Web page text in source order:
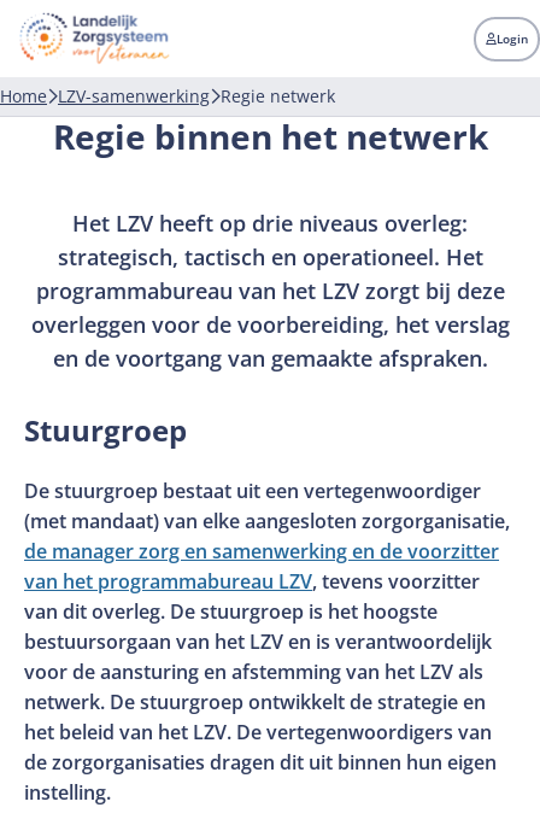
Landelijk
zorgsysteem
voor
veteranen
Login
Home LZV-samenwerking Regie netwerk
Regie binnen het netwerk
Het LZV heeft op drie niveaus overleg:
strategisch, tactisch en operationeel. Het
programmabureau van het LZV zorgt bij deze
overleggen voor de voorbereiding, het verslag
en de voortgang van gemaakte afspraken.
Stuurgroep
De stuurgroep bestaat uit een vertegenwoordiger
(met mandaat) van elke aangesloten zorgorganisatie,
de manager zorg en samenwerking en de voorzitter
van het programmabureau LZV, tevens voorzitter
van dit overleg. De stuurgroep is het hoogste
bestuursorgaan van het LZV en is verantwoordelijk
voor de aansturing en afstemming van het LZV als
netwerk. De stuurgroep ontwikkelt de strategie en
het beleid van het LZV. De vertegenwoordigers van
de zorgorganisaties dragen dit uit binnen hun eigen
instelling.